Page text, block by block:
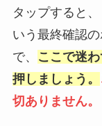
タップすると
いう最終確認
で、
ここで迷
押しましょう。
切ありません。